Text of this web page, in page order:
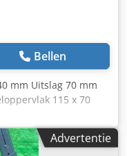
Bellen
mm Uitslag 70 mm
115 x 70
L x B x H 115 x
Handpers met
via een
Advertentie